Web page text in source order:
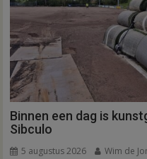
Binnen een dag is
Sibculo
5 augustus 2026 Wim de